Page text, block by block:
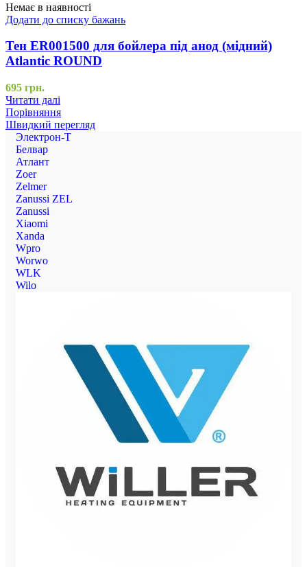
Немає в наявності
Додати до списку бажань
Тен ER001500 для бойлера під анод (мідний)
Atlantic ROUND
695 грн.
Читати далі
Порівняння
Швидкий перегляд
Электрон-Т
Белвар
Атлант
Zoer
Zelmer
Zanussi ZEL
Zanussi
Xiaomi
Xanda
Wpro
Worwo
WLK
Wilo